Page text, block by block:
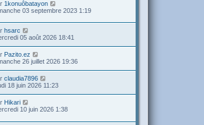
1konuôbatayon
03 septembre 2023 1:19
hsarc
05 août 2026 18:41
Pazito.ez
26 juillet 2026 19:36
claudia7896
18 juin 2026 11:23
Hikari
10 juin 2026 1:38